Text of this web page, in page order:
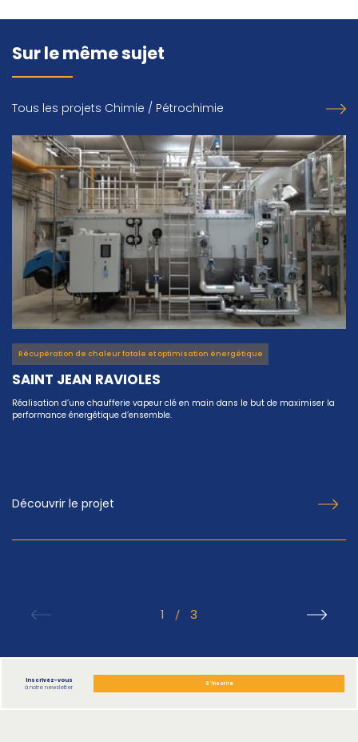
Sur le même sujet
Tous les projets Chimie / Pétrochimie
Récupération de chaleur fatale et optimisation énergétique
SAINT JEAN RAVIOLES
Réalisation d’une chaufferie vapeur clé en main dans le but de maximiser la
performance énergétique d’ensemble.
Découvrir le projet
1 / 3
Inscrivez-vous
à notre newsletter
S'inscrire